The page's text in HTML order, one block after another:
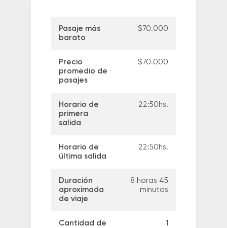
Pasaje más
barato
$70.000
Precio
promedio de
pasajes
$70.000
Horario de
primera
salida
22:50hs.
Horario de
última salida
22:50hs.
Duración
aproximada
de viaje
8 horas 45
minutos
Cantidad de
1